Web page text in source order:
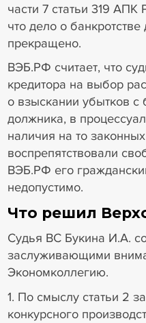
части 7 статьи 319
что дело о
прекращено.
ВЭБ.РФ считает, что
кредитора на выбор
о взыскании убытков с
должника, в
наличия на то
воспрепятствовали
ВЭБ.РФ его
недопустимо.
Что решил
Судья ВС Букина И.А.
заслуживающими
Экономколлегию.
1. По смыслу статьи 2
конкурсного